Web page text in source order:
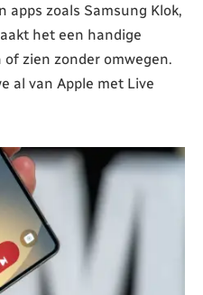
apps zoals Samsung Klok,
het een handige
zien zonder omwegen.
al van Apple met Live